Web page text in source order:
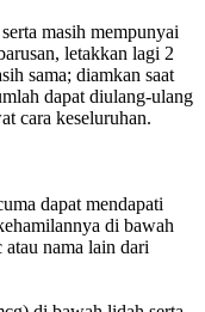
masih mempunyai
letakkan lagi 2
sama; diamkan saat
dapat diulang-ulang
cara keseluruhan.
dapat mendapati
di bawah
nama lain dari